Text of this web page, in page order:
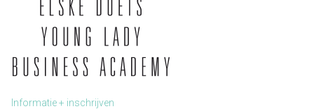
Informatie + inschrijven